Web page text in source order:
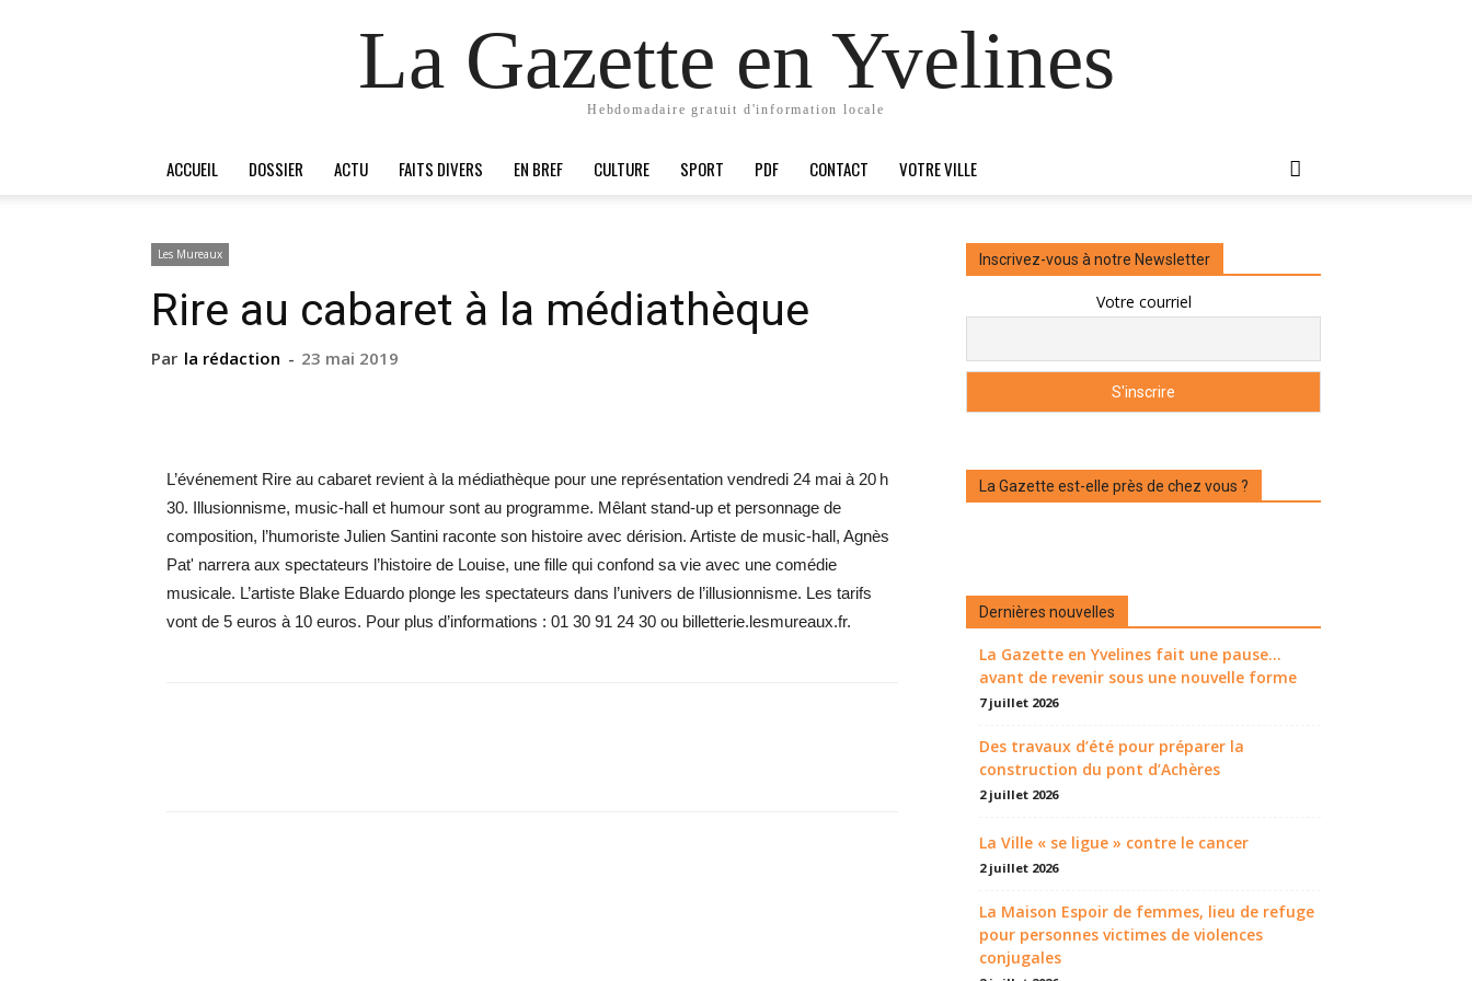
La Gazette en Yvelines
Hebdomadaire gratuit d'information locale
ACCUEIL DOSSIER ACTU FAITS DIVERS EN BREF CULTURE SPORT PDF CONTACT VOTRE VILLE
Les Mureaux
Rire au cabaret à la médiathèque
Par la rédaction - 23 mai 2019
L’événement Rire au cabaret revient à la médiathèque pour une représentation vendredi 24 mai à 20 h
30. Illusionnisme, music-hall et humour sont au programme. Mêlant stand-up et personnage de
composition, l’humoriste Julien Santini raconte son histoire avec dérision. Artiste de music-hall, Agnès
Pat' narrera aux spectateurs l’histoire de Louise, une fille qui confond sa vie avec une comédie
musicale. L’artiste Blake Eduardo plonge les spectateurs dans l’univers de l’illusionnisme. Les tarifs
vont de 5 euros à 10 euros. Pour plus d’informations : 01 30 91 24 30 ou billetterie.lesmureaux.fr.
Inscrivez-vous à notre Newsletter
Votre courriel
La Gazette est-elle près de chez vous ?
Dernières nouvelles
La Gazette en Yvelines fait une pause...
avant de revenir sous une nouvelle forme
7 juillet 2026
Des travaux d’été pour préparer la
construction du pont d’Achères
2 juillet 2026
La Ville « se ligue » contre le cancer
2 juillet 2026
La Maison Espoir de femmes, lieu de refuge
pour personnes victimes de violences
conjugales